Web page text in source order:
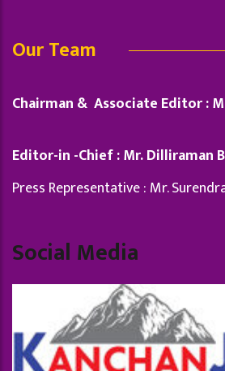
Our Team
Chairman & Associate Editor :
Editor-in -Chief : Mr. Dilliraman
Press Representative : Mr.
Social Media